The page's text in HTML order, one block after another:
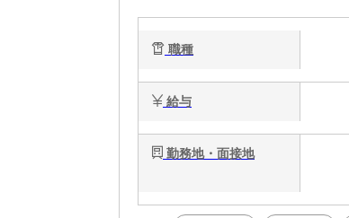
職種
給与
勤務地・面接地